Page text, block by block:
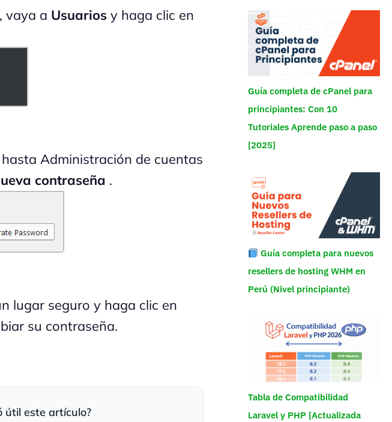
vaya a Usuarios y haga clic en
Administración de cuentas
contraseña .
lugar seguro y haga clic en
su contraseña.
útil este artículo?
Guía completa de cPanel para
principiantes: Con 10
Tutoriales Aprende paso a paso
[2025]
Guía completa para nuevos
resellers de hosting WHM en
Perú (Nivel principiante)
Tabla de Compatibilidad
Laravel y PHP [Actualizada